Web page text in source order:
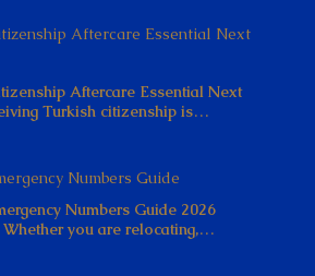
Turkish citizenship is…
Whether you are relocating,…